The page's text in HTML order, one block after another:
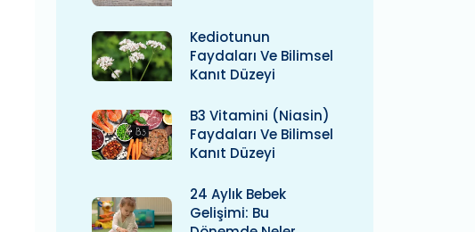
Kediotunun
Faydaları Ve Bilimsel
Kanıt Düzeyi
B3 Vitamini (niasin)
Faydaları Ve Bilimsel
Kanıt Düzeyi
24 Aylık Bebek
Gelişimi: Bu